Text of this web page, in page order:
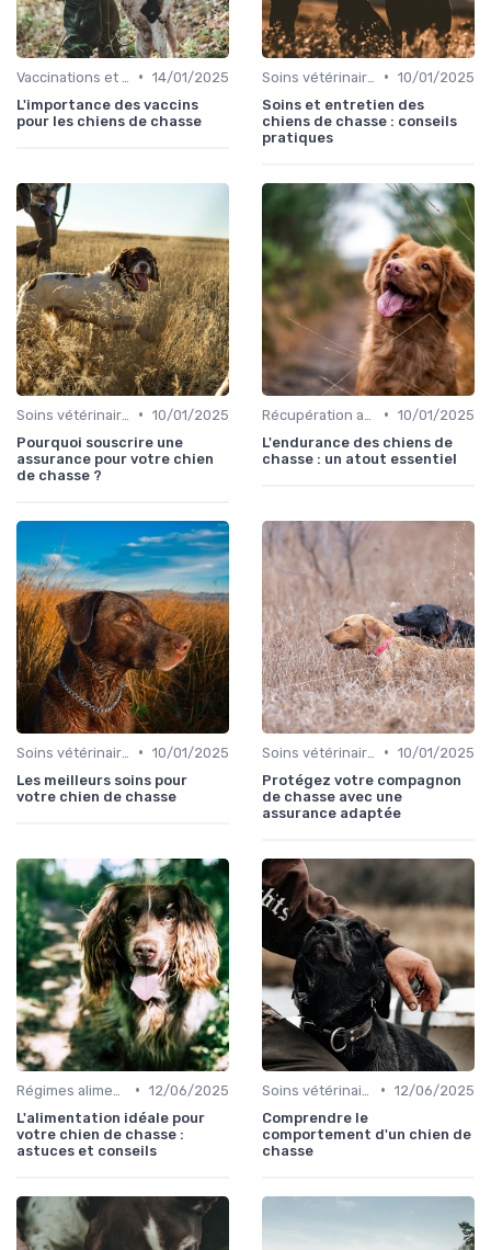
• 14/01/2025
L'importance des vaccins
pour les chiens de chasse
• 10/01/2025
Soins et entretien des
chiens de chasse : conseils
pratiques
• 10/01/2025
Pourquoi souscrire une
assurance pour votre chien
de chasse ?
• 10/01/2025
L'endurance des chiens de
chasse : un atout essentiel
• 10/01/2025
Les meilleurs soins pour
votre chien de chasse
• 10/01/2025
Protégez votre compagnon
de chasse avec une
assurance adaptée
• 12/06/2025
L'alimentation idéale pour
votre chien de chasse :
astuces et conseils
• 12/06/2025
Comprendre le
comportement d'un chien de
chasse